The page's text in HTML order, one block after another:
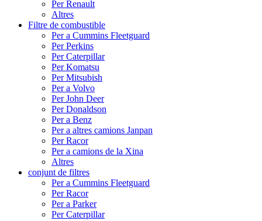
Per Renault
Altres
Filtre de combustible
Per a Cummins Fleetguard
Per Perkins
Per Caterpillar
Per Komatsu
Per Mitsubish
Per a Volvo
Per John Deer
Per Donaldson
Per a Benz
Per a altres camions Janpan
Per Racor
Per a camions de la Xina
Altres
conjunt de filtres
Per a Cummins Fleetguard
Per Racor
Per a Parker
Per Caterpillar